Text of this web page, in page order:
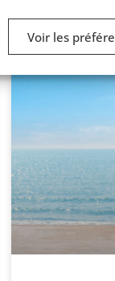
Voir les